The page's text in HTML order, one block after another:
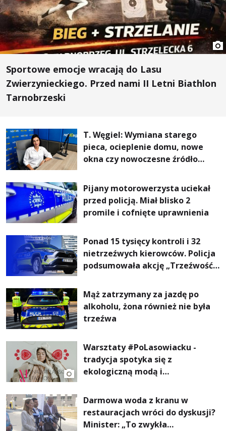
Sportowe emocje wracają do Lasu
Zwierzynieckiego. Przed nami II Letni Biathlon
Tarnobrzeski
T. Węgiel: Wymiana starego
pieca, ocieplenie domu, nowe
okna czy nowoczesne źródło
rachunki za energię, lepszy
komfort życia i... czystsze
powietrze
Pijany motorowerzysta uciekał
przed policją. Miał blisko 2
promile i cofnięte uprawnienia
Ponad 15 tysięcy kontroli i 32
nietrzeźwych kierowców. Policja
podsumowała akcję „Trzeźwość”
Mąż zatrzymany za jazdę po
alkoholu, żona również nie była
trzeźwa
Warsztaty #PoLasowiacku -
tradycja spotyka się z
ekologiczną modą i
Darmowa woda z kranu w
restauracjach wróci do dyskusji?
Minister: „To zwykła